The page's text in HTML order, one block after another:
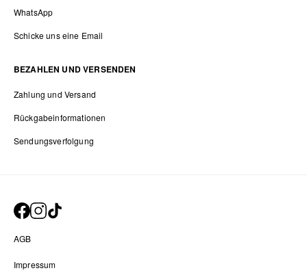
WhatsApp
Schicke uns eine Email
BEZAHLEN UND VERSENDEN
Zahlung und Versand
Rückgabeinformationen
Sendungsverfolgung
AGB
Impressum